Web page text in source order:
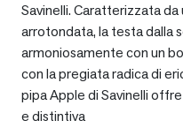
Savinelli. Caratterizzata
arrotondata, la testa dalla
armoniosamente con un
con la pregiata radica di
pipa Apple di Savinelli
e distintiva